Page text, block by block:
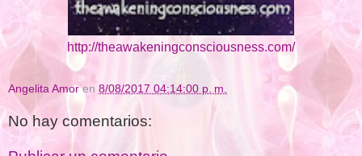
http://theawakeningconsciousness.com/
Angelita Amor en 8/08/2017 04:14:00 p. m.
No hay comentarios: